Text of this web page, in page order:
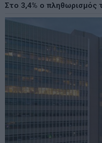
Στο 3,4% ο πληθωρισμός